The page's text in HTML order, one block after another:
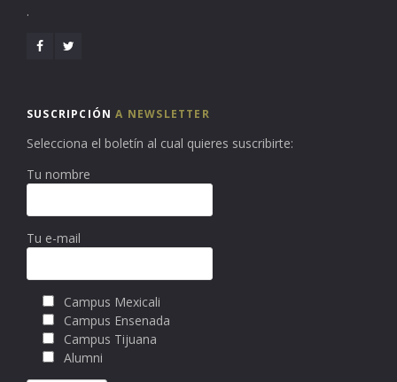
.
SUSCRIPCIÓNA NEWSLETTER
Selecciona el boletín al cual quieres suscribirte:
Tu nombre
Tu e-mail
Campus Mexicali
Campus Ensenada
Campus Tijuana
Alumni